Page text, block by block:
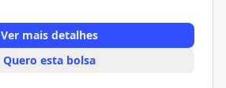
Ver mais detalhes
Quero esta bolsa